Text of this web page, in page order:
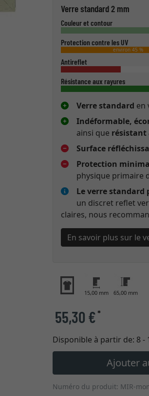
Verre standard 2 mm
Couleur et contour
Protection contre les UV
environ 45 %
Antireflet
Résistance aux rayures
Verre standard en
Indéformable,
ainsi que résistant
Surface
Protection
physique primaire
Le verre standard
un discret reflet
claires, nous
En savoir plus sur le
15,00 mm 65,00 mm
55,30 €*
Disponible à partir de: 8 -
Ajouter
Numéro du produit: MIR-